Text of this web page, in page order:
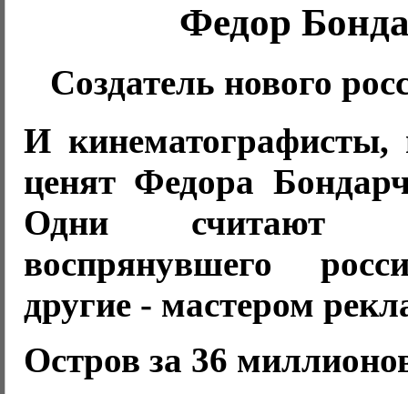
Федор
Создатель нового
И
ценят Федора
Одни считают
воспрянувшего
другие - мастером
Остров за 36